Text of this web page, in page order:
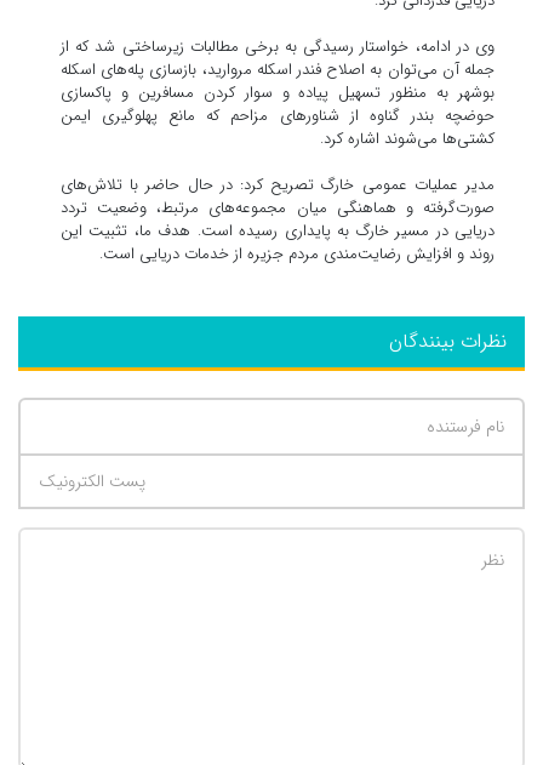
وی در ادامه، خواستار رسیدگی به برخی مطالبات زیرساختی شد که از
جمله آن می‌توان به اصلاح فندر اسکله مروارید، بازسازی پله‌های اسکله
بوشهر به منظور تسهیل پیاده و سوار کردن مسافرین و پاکسازی
حوضچه بندر گناوه از شناورهای مزاحم که مانع پهلوگیری ایمن
کشتی‌ها می‌شوند اشاره کرد.
مدیر عملیات عمومی خارگ تصریح کرد: در حال حاضر با تلاش‌های
صورت‌گرفته و هماهنگی میان مجموعه‌های مرتبط، وضعیت تردد
دریایی در مسیر خارگ به پایداری رسیده است. هدف ما، تثبیت این
روند و افزایش رضایت‌مندی مردم جزیره از خدمات دریایی است.
نظرات بینندگان